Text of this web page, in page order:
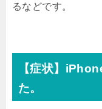
るなどです。
【症状】
た。